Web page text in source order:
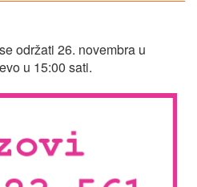
održati 26. novembra u
u 15:00 sati.